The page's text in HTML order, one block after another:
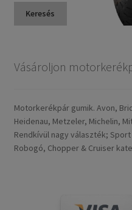
Keresés
Vásároljon
Motorkerékpár gumik. Avon,
Heidenau, Metzeler, Michelin,
Rendkívül nagy választék;
Robogó, Chopper & Cruiser